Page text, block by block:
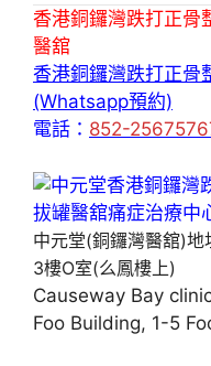
香港銅鑼灣跌打正骨
醫舘
香港銅鑼灣跌打正骨
(Whatsapp預約)
電話： 852-
中元堂(銅鑼灣醫舘)
3樓O室(么鳳樓上)
Causeway Bay
Foo Building, 1-5